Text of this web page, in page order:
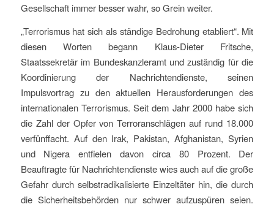
Gesellschaft immer besser wahr, so Grein weiter.
„Terrorismus hat sich als ständige Bedrohung etabliert“. Mit
diesen Worten begann Klaus-Dieter Fritsche,
Staatssekretär im Bundeskanzleramt und zuständig für die
Koordinierung der Nachrichtendienste, seinen
Impulsvortrag zu den aktuellen Herausforderungen des
internationalen Terrorismus. Seit dem Jahr 2000 habe sich
die Zahl der Opfer von Terroranschlägen auf rund 18.000
verfünffacht. Auf den Irak, Pakistan, Afghanistan, Syrien
und Nigera entfielen davon circa 80 Prozent. Der
Beauftragte für Nachrichtendienste wies auch auf die große
Gefahr durch selbstradikalisierte Einzeltäter hin, die durch
die Sicherheitsbehörden nur schwer aufzuspüren seien.